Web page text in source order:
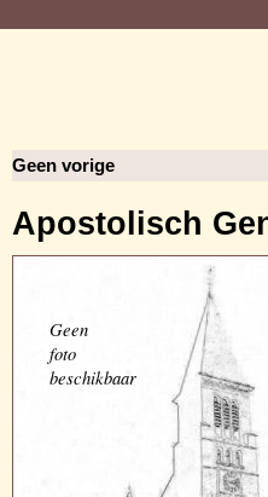
Geen vorige
Apostolisch
Geen
foto
beschikbaar